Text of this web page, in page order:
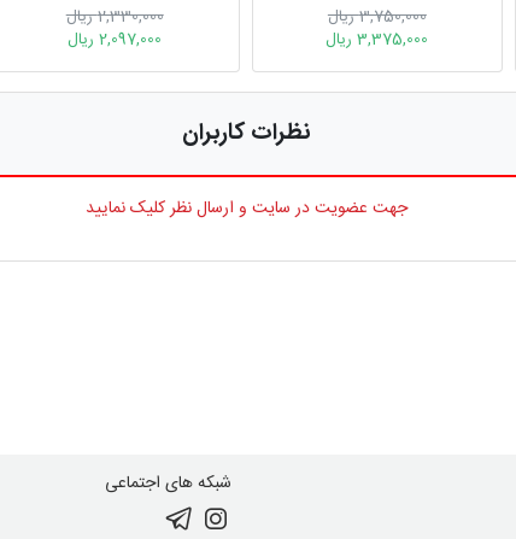
3,750,000 ریال
3,375,000 ریال
2,330,000 ریال
2,097,000 ریال
نظرات کاربران
جهت عضویت در سایت و ارسال نظر کلیک نمایید
شبکه های اجتماعی